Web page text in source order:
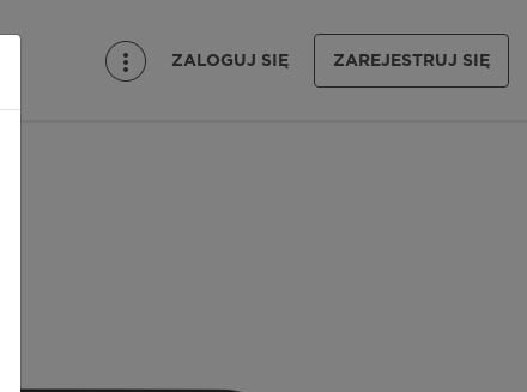
ZALOGUJ SIĘ ZAREJESTRUJ SIĘ